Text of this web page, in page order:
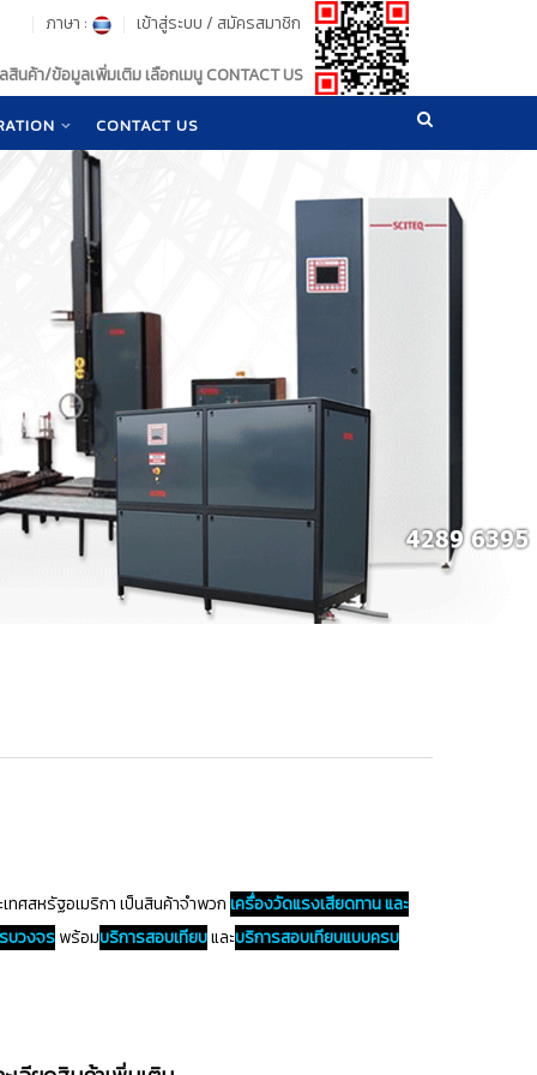
เข้าสู่ระบบ / สมัครสมาชิก
ภาษา :
นค้า/ข้อมูลเพิ่มเติม เลือกเมนู CONTACT US
CONTACT US
ทศสหรัฐอเมริกา เป็นสินค้าจำพวกเครื่องวัดแรงเสียดทาน และ
บวงจร พร้อมบริการสอบเทียบและบริการสอบเทียบแบบครบ